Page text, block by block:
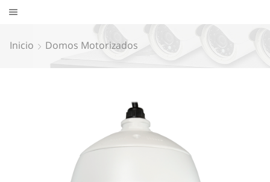
Inicio Domos Motorizados